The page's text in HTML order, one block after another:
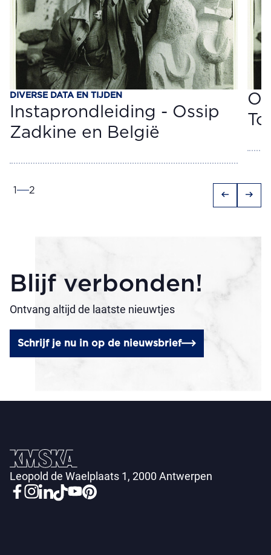
DIVERSE DATA EN TIJDEN
Instaprondleiding - Ossip
Zadkine en België
1 2 arrow_left_alt arrow_right_alt
Blijf verbonden!
Ontvang altijd de laatste nieuwtjes
Schrijf je nu in op de nieuwsbrief
Leopold de Waelplaats 1, 2000 Antwerpen